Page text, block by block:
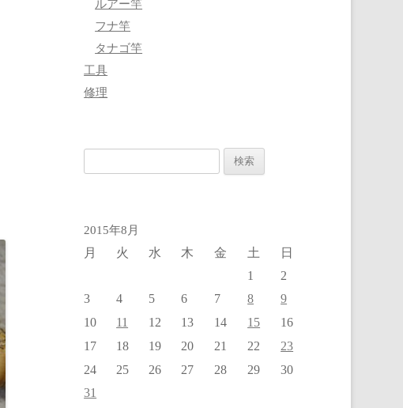
ルアー竿
フナ竿
タナゴ竿
工具
修理
2015年8月
月
火 水 木 金 土
日
1
2
3
4 5 6 7 8 9
10 11 12 13 14 15
16
17
18 19 20 21 22 23
24 25 26 27 28 29 30
31